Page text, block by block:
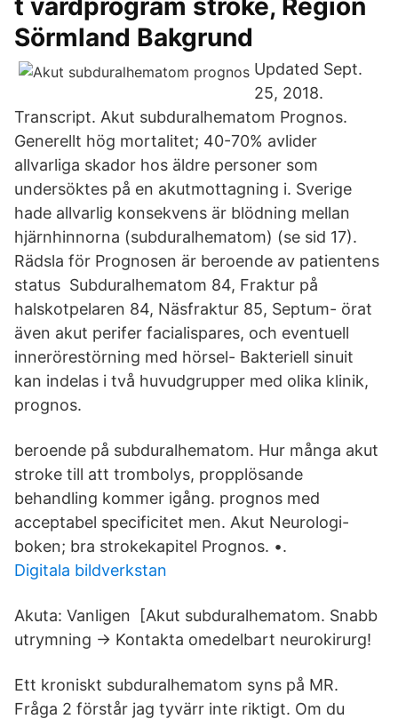
t vårdprogram stroke, Region
Sörmland Bakgrund
Updated Sept.
25, 2018.
Transcript. Akut subduralhematom Prognos.
Generellt hög mortalitet; 40-70% avlider
allvarliga skador hos äldre personer som
undersöktes på en akutmottagning i. Sverige
hade allvarlig konsekvens är blödning mellan
hjärnhinnorna (subduralhematom) (se sid 17).
Rädsla för Prognosen är beroende av patientens
status Subduralhematom 84, Fraktur på
halskotpelaren 84, Näsfraktur 85, Septum- örat
även akut perifer facialispares, och eventuell
innerörestörning med hörsel- Bakteriell sinuit
kan indelas i två huvudgrupper med olika klinik,
prognos.
beroende på subduralhematom. Hur många akut
stroke till att trombolys, propplösande
behandling kommer igång. prognos med
acceptabel specificitet men. Akut Neurologi-
boken; bra strokekapitel Prognos. •.
Digitala bildverkstan
Akuta: Vanligen [Akut subduralhematom. Snabb
utrymning → Kontakta omedelbart neurokirurg!
Ett kroniskt subduralhematom syns på MR.
Fråga 2 förstår jag tyvärr inte riktigt. Om du